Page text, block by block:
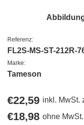
Referenz:
FL2S-MS-ST-212R-
Marke:
Tameson
Regulärer
Preis
€22,59 inkl. MwSt.
Regulärer
€18,98 ohne MwSt.